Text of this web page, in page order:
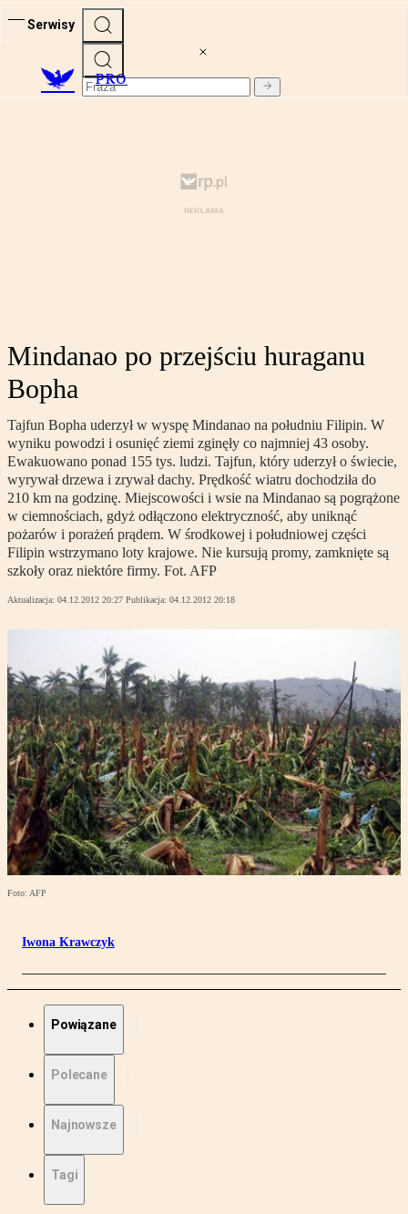
Serwisy
PRO
Mindanao po przejściu huraganu
Bopha
Tajfun Bopha uderzył w wyspę Mindanao na południu Filipin. W
wyniku powodzi i osunięć ziemi zginęły co najmniej 43 osoby.
Ewakuowano ponad 155 tys. ludzi. Tajfun, który uderzył o świecie,
wyrywał drzewa i zrywał dachy. Prędkość wiatru dochodziła do
210 km na godzinę. Miejscowości i wsie na Mindanao są pogrążone
w ciemnościach, gdyż odłączono elektryczność, aby uniknąć
pożarów i porażeń prądem. W środkowej i południowej części
Filipin wstrzymano loty krajowe. Nie kursują promy, zamknięte są
szkoły oraz niektóre firmy. Fot. AFP
Aktualizacja: 04.12.2012 20:27 Publikacja: 04.12.2012 20:18
Foto: AFP
Iwona Krawczyk
Powiązane
Polecane
Najnowsze
Tagi